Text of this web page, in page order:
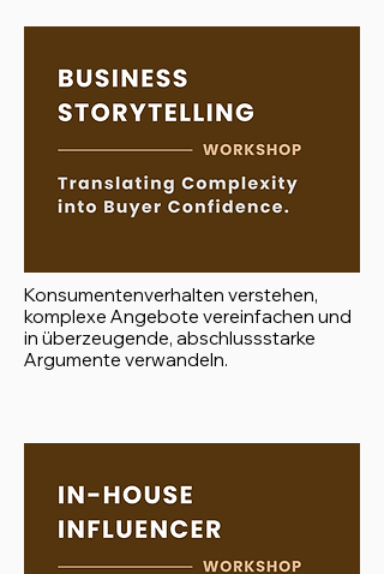
Konsumentenverhalten verstehen,
komplexe Angebote vereinfachen und
in überzeugende, abschlussstarke
Argumente verwandeln.